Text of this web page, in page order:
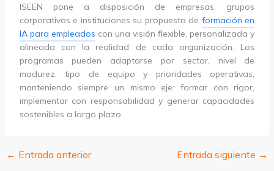
ISEEN pone a disposición de empresas, grupos
corporativos e instituciones su propuesta de formación en
IA para empleados con una visión flexible, personalizada y
alineada con la realidad de cada organización. Los
programas pueden adaptarse por sector, nivel de
madurez, tipo de equipo y prioridades operativas,
manteniendo siempre un mismo eje: formar con rigor,
implementar con responsabilidad y generar capacidades
sostenibles a largo plazo.
← Entrada anterior Entrada siguiente →